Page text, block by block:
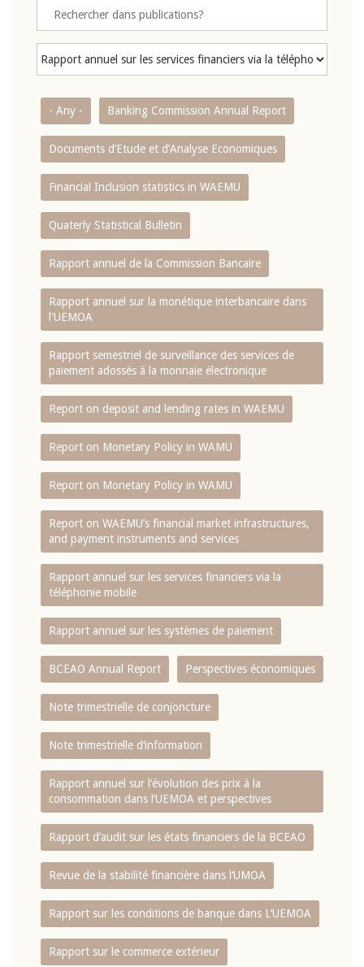
- Any - Banking Commission Annual Report
Documents d’Etude et d’Analyse Economiques
Financial Inclusion statistics in WAEMU
Quaterly Statistical Bulletin
Rapport annuel de la Commission Bancaire
Rapport annuel sur la monétique interbancaire dans
l'UEMOA
Rapport semestriel de surveillance des services de
paiement adossés à la monnaie électronique
Report on deposit and lending rates in WAEMU
Report on Monetary Policy in WAMU
Report on Monetary Policy in WAMU
Report on WAEMU’s financial market infrastructures,
and payment instruments and services
Rapport annuel sur les services financiers via la
téléphonie mobile
Rapport annuel sur les systèmes de paiement
BCEAO Annual Report Perspectives économiques
Note trimestrielle de conjoncture
Note trimestrielle d‘information
Rapport annuel sur l‘évolution des prix à la
consommation dans l‘UEMOA et perspectives
Rapport d‘audit sur les états financiers de la BCEAO
Revue de la stabilité financière dans l‘UMOA
Rapport sur les conditions de banque dans L‘UEMOA
Rapport sur le commerce extérieur